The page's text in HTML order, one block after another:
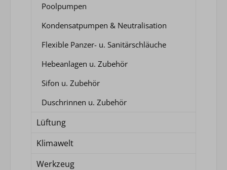
Poolpumpen
Kondensatpumpen & Neutralisation
Flexible Panzer- u. Sanitärschläuche
Hebeanlagen u. Zubehör
Sifon u. Zubehör
Duschrinnen u. Zubehör
Lüftung
Klimawelt
Werkzeug